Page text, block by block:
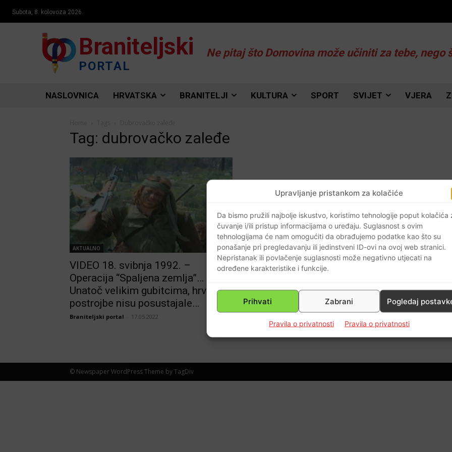
Upravljanje pristankom za kolačiće
Da bismo pružili najbolje iskustvo, koristimo tehnologije poput kolačića
čuvanje i/ili pristup informacijama o uređaju. Suglasnost s ovim
tehnologijama će nam omogućiti da obrađujemo podatke kao što su
ponašanje pri pregledavanju ili jedinstveni ID-ovi na ovoj web stranici.
Nepristanak ili povlačenje suglasnosti može negativno utjecati na
određene karakteristike i funkcije.
Prihvati Zabrani Pogledaj
Pravila o privatnosti Pravila o privatnosti
Subota, 8. kolovoza 2026.
Braniteljski
PORTAL
Ne pitaj što Domovina može učiniti za tebe, nego
NASLOVNICA HRVATSKA BRANITELJI KULTURA SPORT SVIJET VJERA
Tag: dubrovačko zaleđe
AKTUALNO
VIDEO 18. svibnja 1992. –
Operacija “Spaljena zemlja”…
Unatoč velikim gubitcima, hrvatske
postrojbe nisu posustajale…
Braniteljski portal 17.05.2022
© Newspaper WordPress Theme by TagDiv